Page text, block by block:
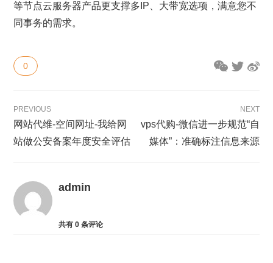
等节点云服务器产品更支撑多IP、大带宽选项，满意您不
同事务的需求。
0
PREVIOUS
网站代维-空间网址-我给网
站做公安备案年度安全评估
NEXT
vps代购-微信进一步规范“自
媒体”：准确标注信息来源
admin
共有0 条评论